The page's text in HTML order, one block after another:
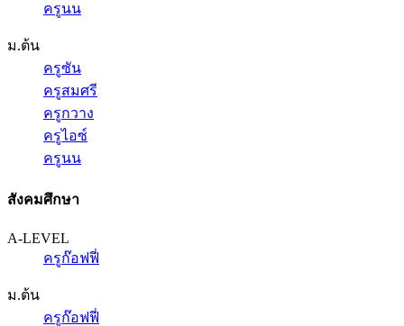
ครูนน
ม.ต้น
ครูซัน
ครูสมศรี
ครูกวาง
ครูไอซ์
ครูนน
สังคมศึกษา
A-LEVEL
ครูก๊อฟฟี่
ม.ต้น
ครูก๊อฟฟี่